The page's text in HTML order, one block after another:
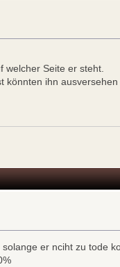
welcher Seite er steht.
ihn
er nciht zu tode